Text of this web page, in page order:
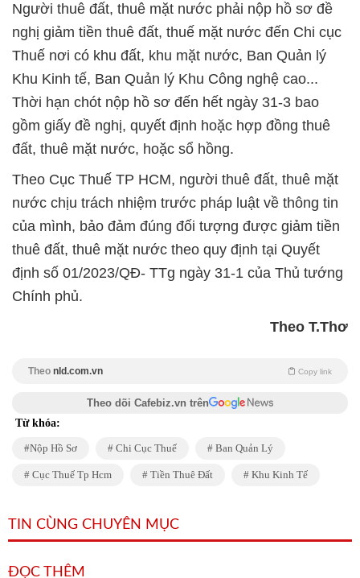
Người thuê đất, thuê mặt nước phải nộp hồ sơ đề
nghị giảm tiền thuê đất, thuế mặt nước đến Chi cục
Thuế nơi có khu đất, khu mặt nước, Ban Quản lý
Khu Kinh tế, Ban Quản lý Khu Công nghệ cao...
Thời hạn chót nộp hồ sơ đến hết ngày 31-3 bao
gồm giấy đề nghị, quyết định hoặc hợp đồng thuê
đất, thuê mặt nước, hoặc sổ hồng.
Theo Cục Thuế TP HCM, người thuê đất, thuê mặt
nước chịu trách nhiệm trước pháp luật về thông tin
của mình, bảo đảm đúng đối tượng được giảm tiền
thuê đất, thuê mặt nước theo quy định tại Quyết
định số 01/2023/QĐ- TTg ngày 31-1 của Thủ tướng
Chính phủ.
Theo T.Thơ
Theo nld.com.vn Copy link
Theo dõi Cafebiz.vn trên
Từ khóa:
Nộp Hồ Sơ Chi Cục Thuế Ban Quản Lý
Cục Thuế Tp Hcm Tiền Thuê Đất Khu Kinh Tế
TIN CÙNG CHUYÊN MỤC
ĐỌC THÊM